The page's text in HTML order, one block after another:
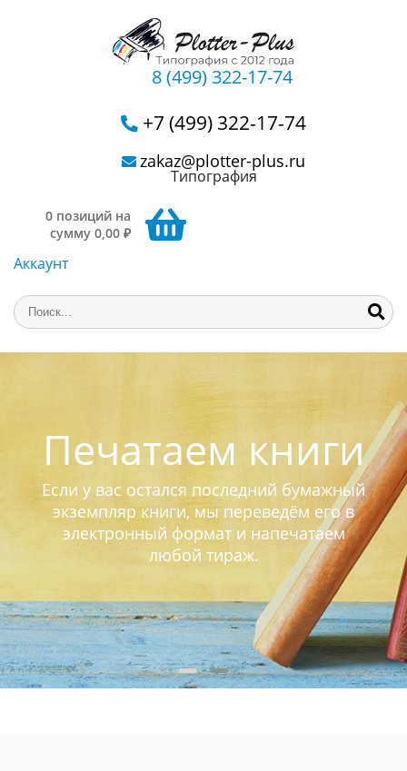
8 (499) 322-17-74
+7 (499) 322-17-74
zakaz@plotter-plus.ru
Типография
0 позиций на
сумму 0,00 ₽
Аккаунт
Печатаем книги
Если у вас остался последний бумажный
экземпляр книги, мы переведём его в
электронный формат и напечатаем
любой тираж.